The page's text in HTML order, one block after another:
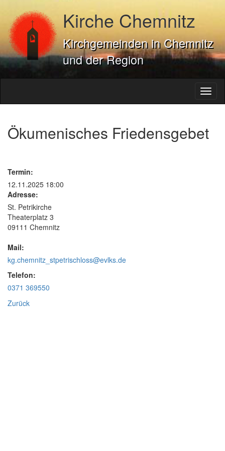
Kirche Chemnitz
Kirchgemeinden in Chemnitz
und der Region
Ökumenisches Friedensgebet
Termin:
12.11.2025 18:00
Adresse:
St. Petrikirche
Theaterplatz 3
09111 Chemnitz
Mail:
kg.chemnitz_stpetrischloss@evlks.de
Telefon:
0371 369550
Zurück